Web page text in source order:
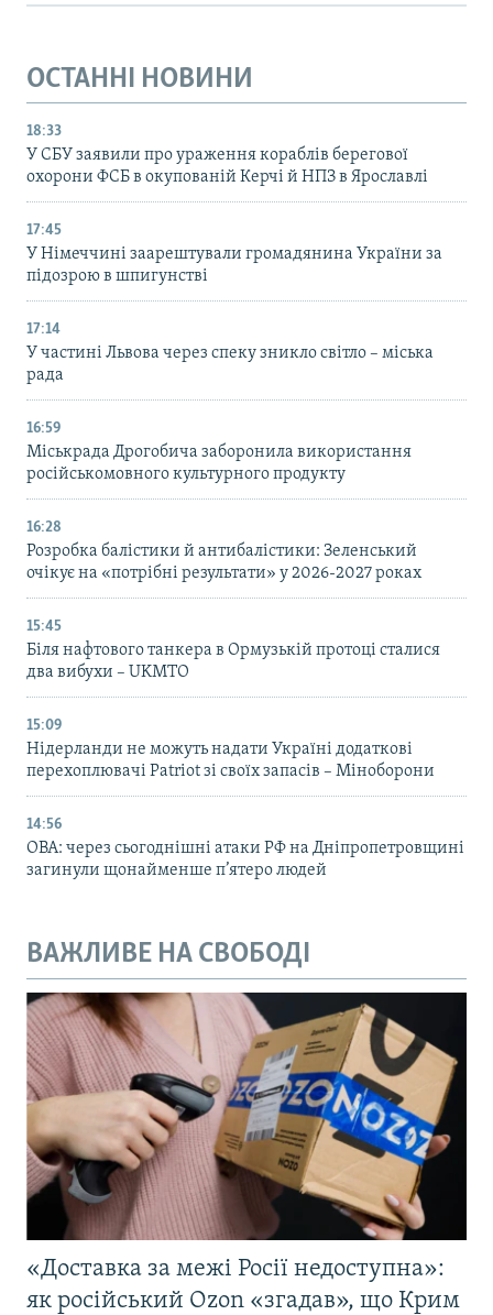
ОСТАННІ НОВИНИ
18:33
У СБУ заявили про ураження кораблів берегової
охорони ФСБ в окупованій Керчі й НПЗ в Ярославлі
17:45
У Німеччині заарештували громадянина України за
підозрою в шпигунстві
17:14
У частині Львова через спеку зникло світло – міська
рада
16:59
Міськрада Дрогобича заборонила використання
російськомовного культурного продукту
16:28
Розробка балістики й антибалістики: Зеленський
очікує на «потрібні результати» у 2026-2027 роках
15:45
Біля нафтового танкера в Ормузькій протоці сталися
два вибухи – UKMTO
15:09
Нідерланди не можуть надати Україні додаткові
перехоплювачі Patriot зі своїх запасів – Міноборони
14:56
ОВА: через сьогоднішні атаки РФ на Дніпропетровщині
загинули щонайменше п’ятеро людей
ВАЖЛИВЕ НА СВОБОДІ
«Доставка за межі Росії недоступна»:
як російський Ozon «згадав», що Крим